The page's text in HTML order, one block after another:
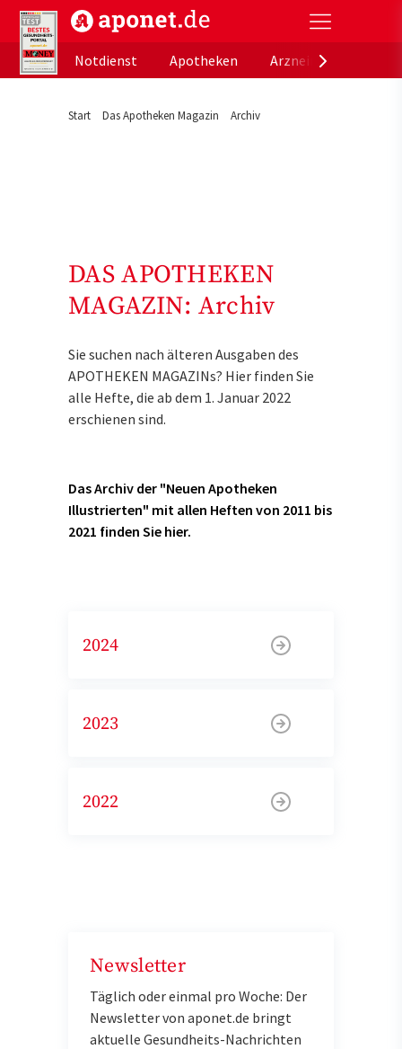
aponet.de - Das offizielle Gesundheitsportal der
Notdienst
Apotheken
Start Das Apotheken Magazin Archiv
DAS APOTHEKEN
MAGAZIN: Archiv
Sie suchen nach älteren Ausgaben des
APOTHEKEN MAGAZINs? Hier finden Sie
alle Hefte, die ab dem 1. Januar 2022
erschienen sind.
Das Archiv der "Neuen Apotheken
Illustrierten" mit allen Heften von 2011 bis
2021 finden Sie hier.
2024
2023
2022
Newsletter
Täglich oder einmal pro Woche: Der
Newsletter von aponet.de bringt
aktuelle Gesundheits-Nachrichten